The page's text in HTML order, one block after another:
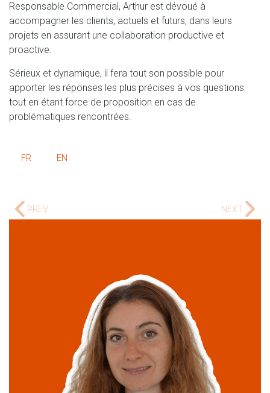
Responsable Commercial, Arthur est dévoué à
accompagner les clients, actuels et futurs, dans leurs
projets en assurant une collaboration productive et
proactive.
Sérieux et dynamique, il fera tout son possible pour
apporter les réponses les plus précises à vos questions
tout en étant force de proposition en cas de
problématiques rencontrées.
FR EN
PREV NEXT